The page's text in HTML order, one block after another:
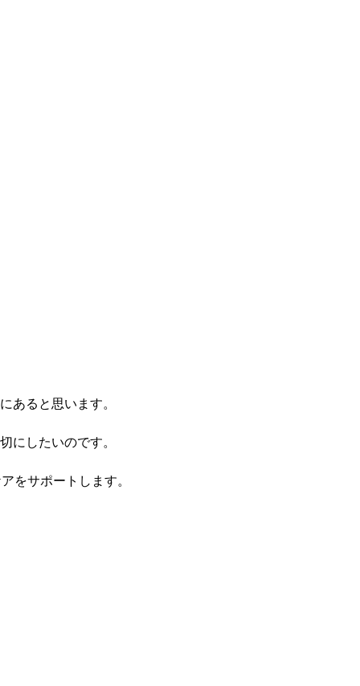
あると思います。
にしたいのです。
をサポートします。